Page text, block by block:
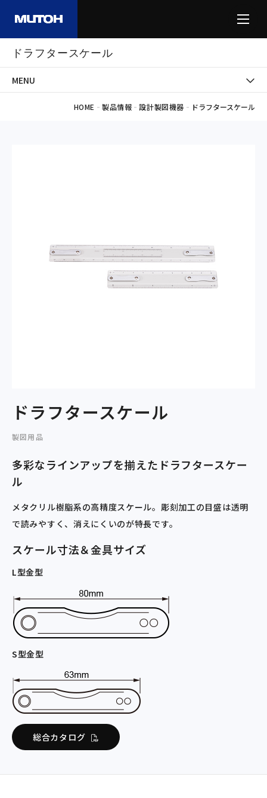
ドラフタースケール
HOME - 製品情報 -設計製図機器 - ドラフタースケール
MENU
ドラフタースケール
製図用品
多彩なラインアップを揃えたドラフタースケー
ル
メタクリル樹脂系の高精度スケール。彫刻加工の目盛は透明
で読みやすく、消えにくいのが特長です。
スケール寸法＆金具サイズ
L型金型
S型金型
総合カタログ